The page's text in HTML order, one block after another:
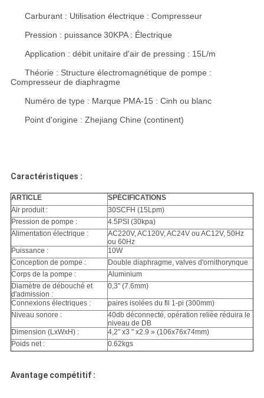
Carburant : Utilisation électrique : Compresseur
Pression : puissance 30KPA : Électrique
Application : débit unitaire d'air de pressing : 15L/m
Théorie : Structure électromagnétique de pompe :
Compresseur de diaphragme
Numéro de type : Marque PMA-15 : Cinh ou blanc
Point d'origine : Zhejiang Chine (continent)
Caractéristiques :
ARTICLE
SPÉCIFICATIONS
Air produit :
30SCFH (15Lpm)
Pression de pompe :
4.5PSI (30kpa)
Alimentation électrique :
AC220V, AC120V, AC24V ou AC12V, 50Hz
ou 60Hz
Puissance :
10W
Conception de pompe :
Double diaphragme, valves d'ornithorynque
Corps de la pompe :
Aluminium
Diamètre de débouché et
d'admission :
0,3" (7.6mm)
Connexions électriques :
paires isolées du fil 1-pi (300mm)
Niveau sonore :
40db déconnecté, opération reliée réduira le
niveau de DB
Dimension (LxWxH) :
4,2" x3 " x2.9 » (106x76x74mm)
Poids net :
0.62kgs
Avantage compétitif :